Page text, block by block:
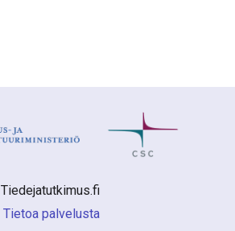
Tiedejatutkimus.fi
Tietoa palvelusta